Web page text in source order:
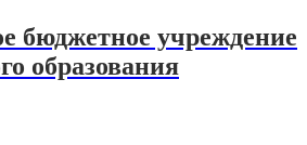
бюджетное учреждение
образования